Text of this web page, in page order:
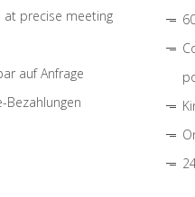
at precise meeting
auf Anfrage
Bezahlungen